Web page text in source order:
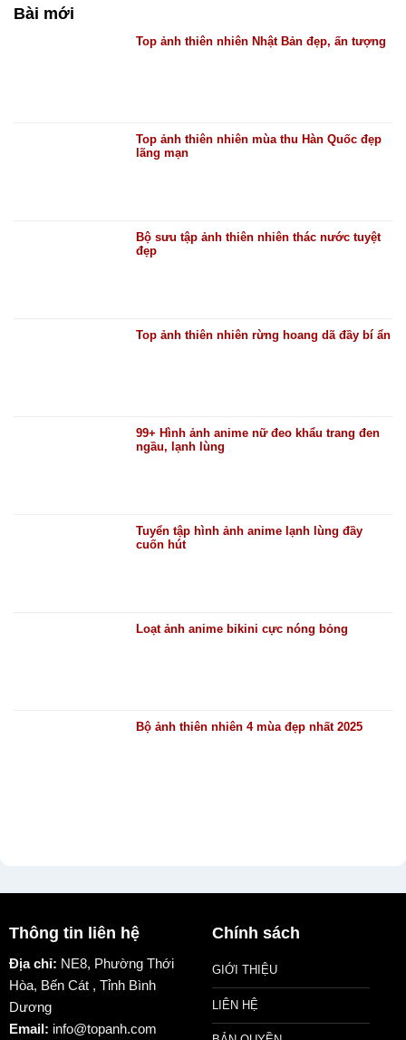
Bài mới
Top ảnh thiên nhiên Nhật Bản đẹp, ấn tượng
Top ảnh thiên nhiên mùa thu Hàn Quốc đẹp
lãng mạn
Bộ sưu tập ảnh thiên nhiên thác nước tuyệt
đẹp
Top ảnh thiên nhiên rừng hoang dã đầy bí ẩn
99+ Hình ảnh anime nữ đeo khẩu trang đen
ngầu, lạnh lùng
Tuyển tập hình ảnh anime lạnh lùng đầy
cuốn hút
Loạt ảnh anime bikini cực nóng bỏng
Bộ ảnh thiên nhiên 4 mùa đẹp nhất 2025
Thông tin liên hệ
Địa chỉ: NE8, Phường Thới
Hòa, Bến Cát , Tỉnh Bình
Dương
Email: info@topanh.com
Chính sách
GIỚI THIỆU
LIÊN HỆ